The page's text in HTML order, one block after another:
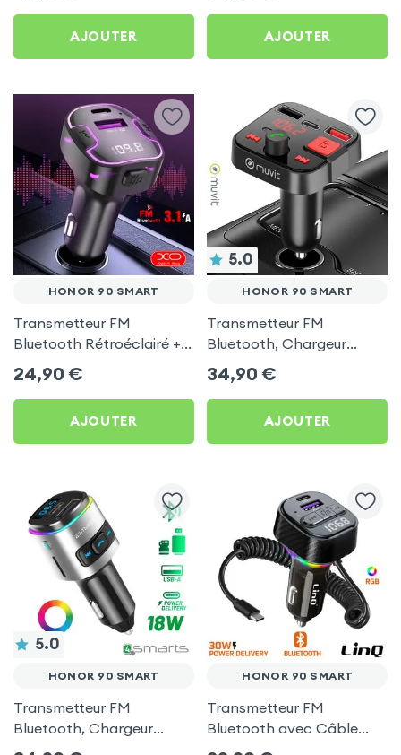
AJOUTER AJOUTER
HONOR 90 SMART
Transmetteur FM
Bluetooth Rétroéclairé +
Chargeur Voiture USB C
et USB - XO
24,90 €
AJOUTER
5.0
HONOR 90 SMART
Transmetteur FM
Bluetooth, Chargeur
Allume-cigare, Muvit pour
Honor 90 Smart
34,90 €
AJOUTER
5.0
HONOR 90 SMART
Transmetteur FM
Bluetooth, Chargeur
Allume-Cigare USB / USB-
HONOR 90 SMART
Transmetteur FM
Bluetooth avec Câble
USB C - LinQ pour Honor